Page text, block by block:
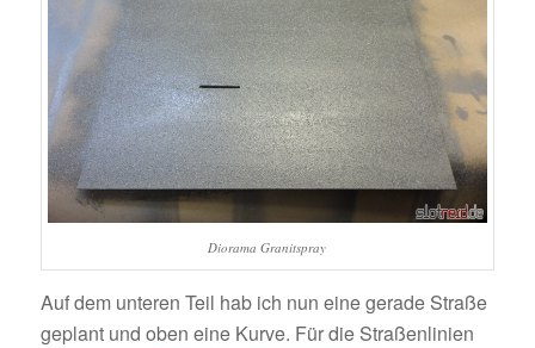
Diorama Granitspray
Auf dem unteren Teil hab ich nun eine gerade Straße
geplant und oben eine Kurve. Für die Straßenlinien